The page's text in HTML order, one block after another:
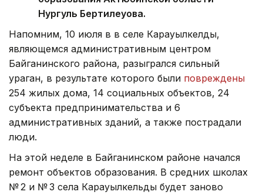
Нургуль Бертилеуова.
Напомним, 10 июля в в селе Карауылкелды,
являющемся административным центром
Байганинского района, разыгрался сильный
ураган, в результате которого были повреждены
254 жилых дома, 14 социальных объектов, 24
субъекта предпринимательства и 6
административных зданий, а также пострадали
люди.
На этой неделе в Байганинском районе начался
ремонт объектов образования. В средних школах
№ 2 и № 3 села Карауылкельды будет заново